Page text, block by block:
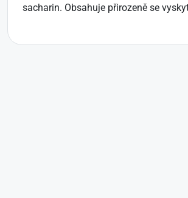
sacharin. Obsahuje přirozeně se